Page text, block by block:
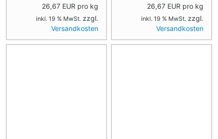
26,67 EUR pro kg
inkl. 19 % MwSt. zzgl.
Versandkosten
26,67 EUR pro kg
inkl. 19 % MwSt. zzgl.
Versandkosten